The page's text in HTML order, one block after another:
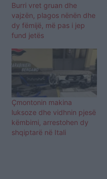
Burri vret gruan dhe
vajzën, plagos nënën dhe
dy fëmijë, më pas i jep
fund jetës
Çmontonin makina
luksoze dhe vidhnin pjesë
këmbimi, arrestohen dy
shqiptarë në Itali